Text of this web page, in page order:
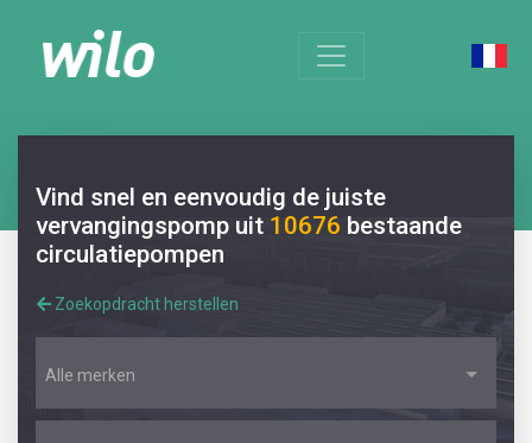
Vind snel en eenvoudig de juiste
vervangingspomp uit 10676 bestaande
circulatiepompen
Zoekopdracht herstellen
Alle merken